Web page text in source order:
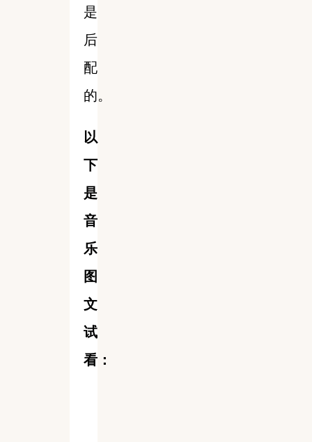
是
后
配
的。
以
下
是
音
乐
图
文
试
看：